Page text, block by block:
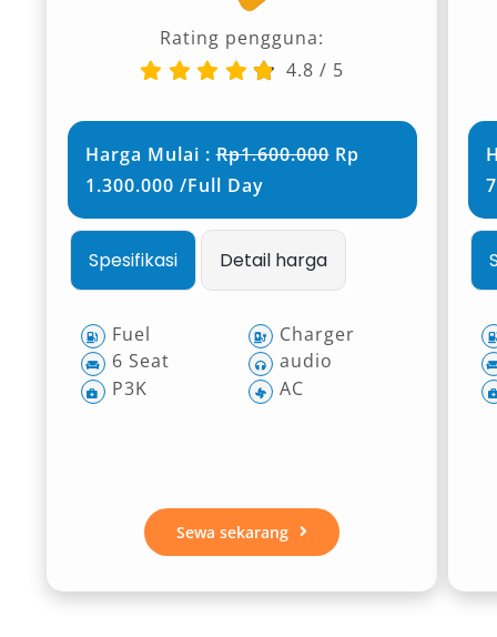
Rating pengguna:
4.8 / 5
Harga Mulai :Rp1.600.000Rp
1.300.000 /Full Day
Spesifikasi Detail harga
Fuel
6 Seat
P3K
Charger
audio
AC
Sewa sekarang